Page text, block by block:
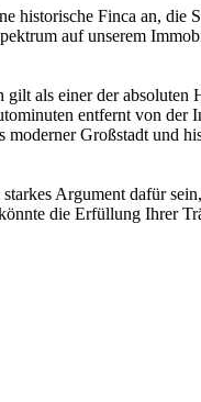
historische Finca an, die
auf unserem
als einer der absoluten
entfernt von
Großstadt und
Argument dafür
die Erfüllung Ihrer